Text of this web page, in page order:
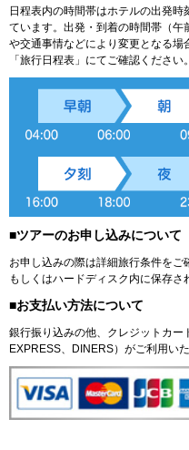
日程表内の時間帯はホテルの出発
ています。出発・到着の時間帯（
や交通事情などにより変更となる
「旅行日程表」にてご確認ください。
■ツアーのお申し込みについて
お申し込みの際は詳細旅行条件をご
もしくはハードディスク内に保存さ
■お支払い方法について
銀行振り込みの他、クレジットカー
EXPRESS、DINERS）がご利用いた